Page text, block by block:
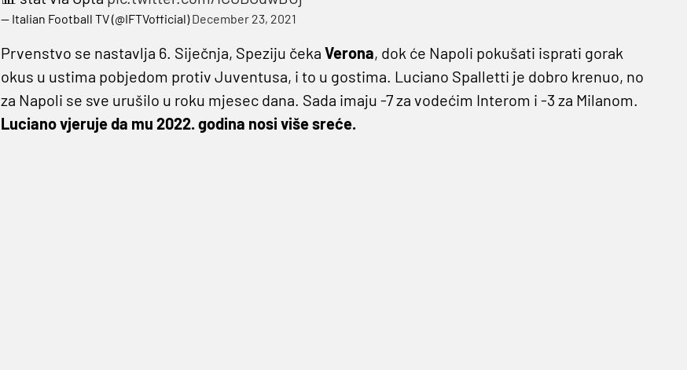
— Italian Football TV (@IFTVofficial)December 23, 2021
Prvenstvo se nastavlja 6. Siječnja, Speziju čeka Verona, dok će Napoli pokušati isprati gorak
okus u ustima pobjedom protiv Juventusa, i to u gostima. Luciano Spalletti je dobro krenuo, no
za Napoli se sve urušilo u roku mjesec dana. Sada imaju -7 za vodećim Interom i -3 za Milanom.
Luciano vjeruje da mu 2022. godina nosi više sreće.